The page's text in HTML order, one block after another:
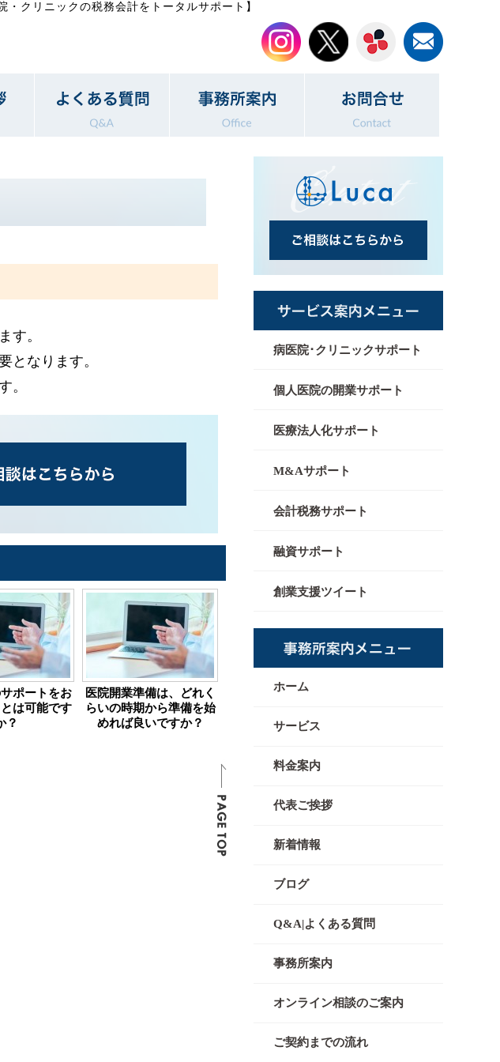
クリニックの税務会計をトータルサポート】
す。
となります。
。
ポートをお
は可能です
？
医院開業準備は、どれく
らいの時期から準備を始
めれば良いですか？
病医院･クリニックサポート
個人医院の開業サポート
医療法人化サポート
M&Aサポート
会計税務サポート
融資サポート
創業支援ツイート
ホーム
サービス
料金案内
代表ご挨拶
新着情報
ブログ
Q&A|よくある質問
事務所案内
オンライン相談のご案内
ご契約までの流れ